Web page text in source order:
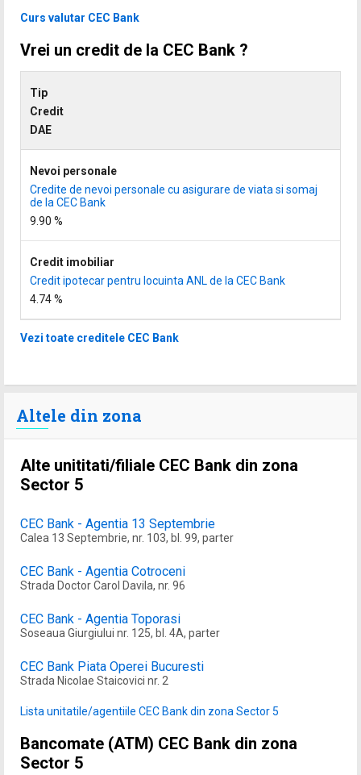
Curs valutar CEC Bank
Vrei un credit de la CEC Bank ?
Tip
Credit
DAE
Nevoi personale
Credite de nevoi personale cu asigurare de viata si somaj
de la CEC Bank
9.90 %
Credit imobiliar
Credit ipotecar pentru locuinta ANL de la CEC Bank
4.74 %
Vezi toate creditele CEC Bank
Altele din zona
Alte unititati/filiale CEC Bank din zona
Sector 5
CEC Bank - Agentia 13 Septembrie
Calea 13 Septembrie, nr. 103, bl. 99, parter
CEC Bank - Agentia Cotroceni
Strada Doctor Carol Davila, nr. 96
CEC Bank - Agentia Toporasi
Soseaua Giurgiului nr. 125, bl. 4A, parter
CEC Bank Piata Operei Bucuresti
Strada Nicolae Staicovici nr. 2
Lista unitatile/agentiile CEC Bank din zona Sector 5
Bancomate (ATM) CEC Bank din zona
Sector 5